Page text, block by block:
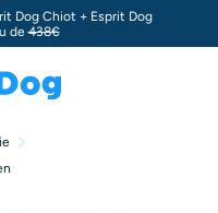
Dog Chiot + Esprit Dog
de438€